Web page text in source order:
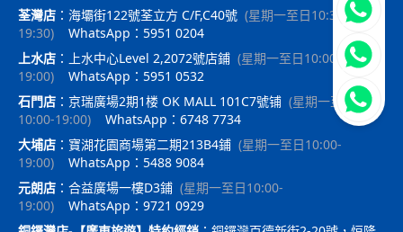
荃灣店 ： 海壩街122號荃立方 C/F,C40號 (星期一至日10:30-
19:30)
WhatsApp：5951 0204
上水店 ： 上水中心Level 2,2072號店鋪 (星期一至日10:00-
19:00)
WhatsApp：5951 0532
石門店 ： 京瑞廣場2期1楼 OK MALL 101C7號铺 (星期一至日
10:00-19:00)
WhatsApp：6748 7734
大埔店 ： 寶湖花園商場第二期213B4鋪 (星期一至日10:00-
19:00)
WhatsApp：5488 9084
元朗店 ： 合益廣場一樓D3鋪 (星期一至日10:00-
19:00)
WhatsApp：9721 0929